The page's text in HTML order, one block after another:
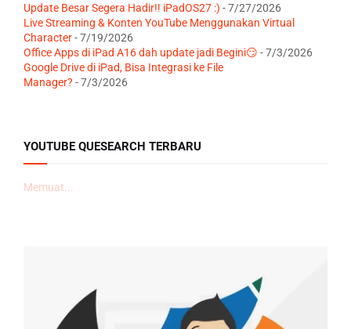
Update Besar Segera Hadir!! iPadOS27 :) - 7/27/2026
Live Streaming & Konten YouTube Menggunakan Virtual
Character- 7/19/2026
Office Apps di iPad A16 dah update jadi Begini😏 - 7/3/2026
Google Drive di iPad, Bisa Integrasi ke File
Manager? - 7/3/2026
YOUTUBE QUESEARCH TERBARU
Memuat...